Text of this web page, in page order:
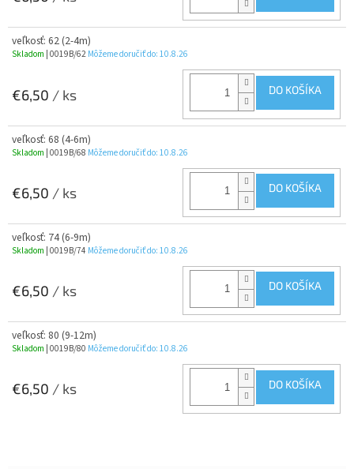
veľkosť: 62 (2-4m)
Skladom | 0019B/62 Môžeme doručiť do: 10.8.26
€6,50 / ks DO KOŠÍKA
veľkosť: 68 (4-6m)
Skladom | 0019B/68 Môžeme doručiť do: 10.8.26
€6,50 / ks DO KOŠÍKA
veľkosť: 74 (6-9m)
Skladom | 0019B/74 Môžeme doručiť do: 10.8.26
€6,50 / ks DO KOŠÍKA
veľkosť: 80 (9-12m)
Skladom | 0019B/80 Môžeme doručiť do: 10.8.26
€6,50 / ks DO KOŠÍKA